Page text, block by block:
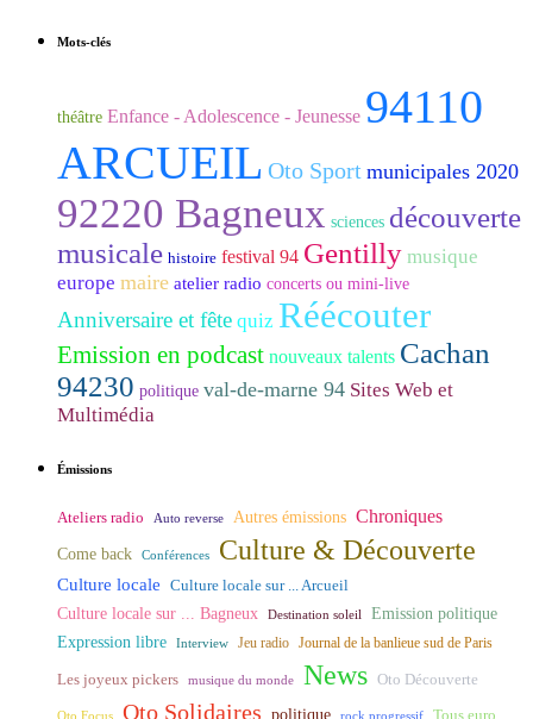
Mots-clés
théâtre Enfance - Adolescence - Jeunesse 94110
ARCUEIL Oto Sport municipales 2020
92220 Bagneux sciences découverte
musicale histoire festival 94 Gentilly musique
europe maire atelier radio concerts ou mini-live
Anniversaire et fête quiz Réécouter
Emission en podcast nouveaux talents Cachan
94230 politique val-de-marne 94 Sites Web et
Multimédia
Émissions
Ateliers radio Auto reverse Autres émissions Chroniques
Come back Conférences Culture & Découverte
Culture locale Culture locale sur ... Arcueil
Culture locale sur ... Bagneux Destination soleil Emission politique
Expression libre Interview Jeu radio Journal de la banlieue sud de Paris
Les joyeux pickers musique du monde News Oto Découverte
Oto Focus Oto Solidaires politique rock progressif Tous euro